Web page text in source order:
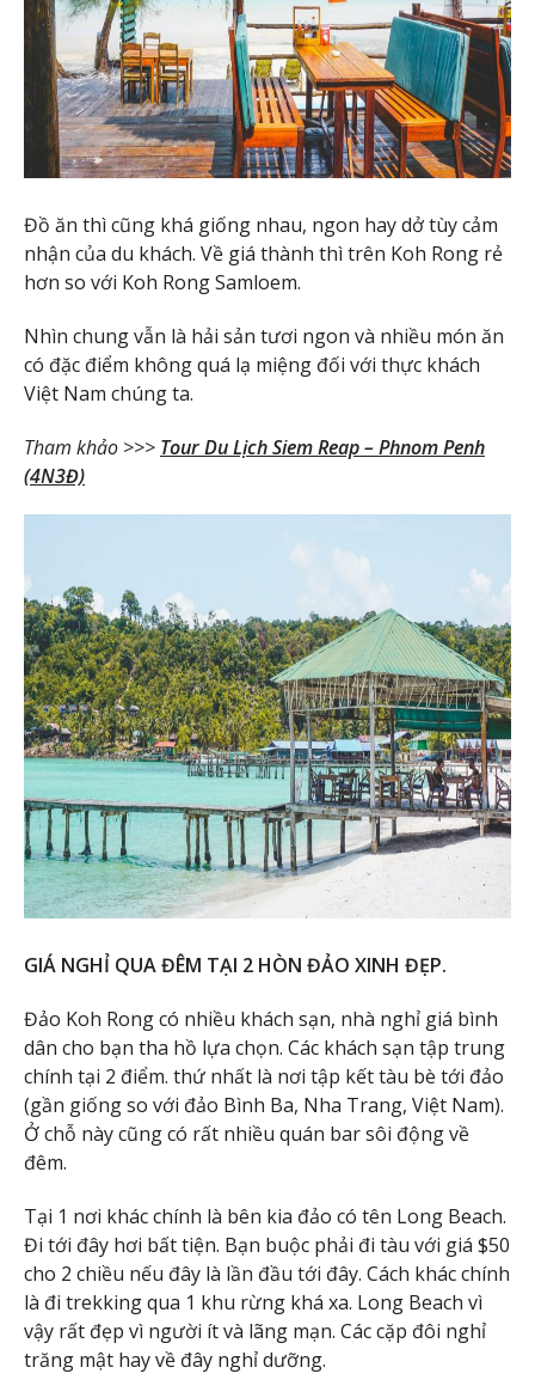
Đồ ăn thì cũng khá giống nhau, ngon hay dở tùy cảm
nhận của du khách. Về giá thành thì trên Koh Rong rẻ
hơn so với Koh Rong Samloem.
Nhìn chung vẫn là hải sản tươi ngon và nhiều món ăn
có đặc điểm không quá lạ miệng đối với thực khách
Việt Nam chúng ta.
Tham khảo >>> Tour Du Lịch Siem Reap – Phnom Penh
(4N3Đ)
GIÁ NGHỈ QUA ĐÊM TẠI 2 HÒN ĐẢO XINH ĐẸP.
Đảo Koh Rong có nhiều khách sạn, nhà nghỉ giá bình
dân cho bạn tha hồ lựa chọn. Các khách sạn tập trung
chính tại 2 điểm. thứ nhất là nơi tập kết tàu bè tới đảo
(gần giống so với đảo Bình Ba, Nha Trang, Việt Nam).
Ở chỗ này cũng có rất nhiều quán bar sôi động về
đêm.
Tại 1 nơi khác chính là bên kia đảo có tên Long Beach.
Đi tới đây hơi bất tiện. Bạn buộc phải đi tàu với giá $50
cho 2 chiều nếu đây là lần đầu tới đây. Cách khác chính
là đi trekking qua 1 khu rừng khá xa. Long Beach vì
vậy rất đẹp vì người ít và lãng mạn. Các cặp đôi nghỉ
trăng mật hay về đây nghỉ dưỡng.